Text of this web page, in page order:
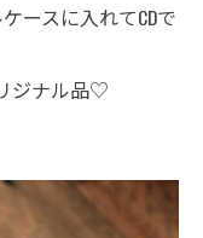
ースに入れてCDで
ジナル品♡